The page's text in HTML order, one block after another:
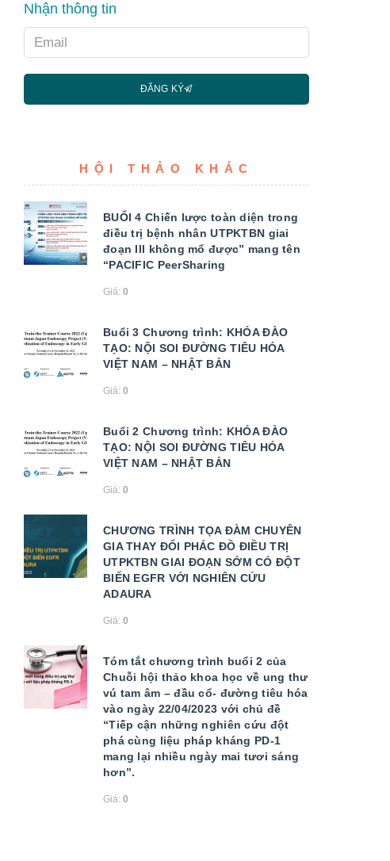
Nhận thông tin
Email
ĐĂNG KÝ
HỘI THẢO KHÁC
BUỔI 4 Chiến lược toàn diện trong
điều trị bệnh nhân UTPKTBN giai
đoạn III không mổ được” mang tên
“PACIFIC PeerSharing
Giá: 0
Buổi 3 Chương trình: KHÓA ĐÀO
TẠO: NỘI SOI ĐƯỜNG TIÊU HÓA
VIỆT NAM – NHẬT BẢN
Giá: 0
Buổi 2 Chương trình: KHÓA ĐÀO
TẠO: NỘI SOI ĐƯỜNG TIÊU HÓA
VIỆT NAM – NHẬT BẢN
Giá: 0
CHƯƠNG TRÌNH TỌA ĐÀM CHUYÊN
GIA THAY ĐỔI PHÁC ĐỒ ĐIỀU TRỊ
UTPKTBN GIAI ĐOẠN SỚM CÓ ĐỘT
BIẾN EGFR VỚI NGHIÊN CỨU
ADAURA
Giá: 0
Tóm tắt chương trình buổi 2 của
Chuỗi hội thảo khoa học về ung thư
vú tam âm – đầu cổ- đường tiêu hóa
vào ngày 22/04/2023 với chủ đề
“Tiếp cận những nghiên cứu đột
phá cùng liệu pháp kháng PD-1
mang lại nhiều ngày mai tươi sáng
hơn”.
Giá: 0